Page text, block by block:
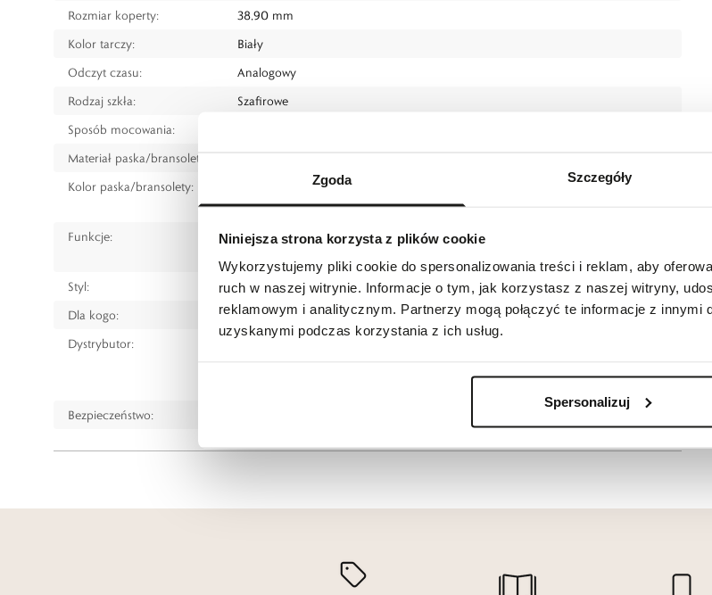
Zgoda Szczegóły
Niniejsza strona korzysta z plików cookie
Wykorzystujemy pliki cookie do spersonalizowania treści i reklam, aby
ruch w naszej witrynie. Informacje o tym, jak korzystasz z naszej witryny,
reklamowym i analitycznym. Partnerzy mogą połączyć te informacje z innymi
uzyskanymi podczas korzystania z ich usług.
Spersonalizuj
Rozmiar koperty:
38,90 mm
Kolor tarczy:
Biały
Odczyt czasu:
Analogowy
Rodzaj szkła:
Szafirowe
Sposób mocowania:
Materiał paska/bransolety:
Kolor paska/bransolety:
Srebrny
Funkcje:
Data
Powłoka luminescencyjna na wskazówkach
Styl:
Klasyczny
Dla kogo:
Dla każdego
Dystrybutor:
W.KRUK S.A
Bezpieczeństwo: